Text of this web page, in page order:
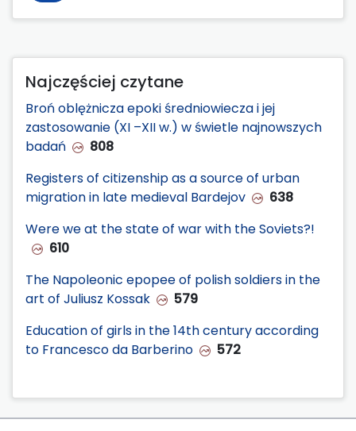
Najczęściej czytane
Broń oblężnicza epoki średniowiecza i jej
zastosowanie (XI –XII w.) w świetle najnowszych
badań
808
Registers of citizenship as a source of urban
migration in late medieval Bardejov
638
Were we at the state of war with the Soviets?!
610
The Napoleonic epopee of polish soldiers in the
art of Juliusz Kossak
579
Education of girls in the 14th century according
to Francesco da Barberino
572